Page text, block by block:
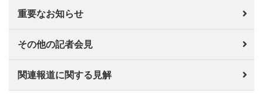
重要なお知らせ
その他の記者会見
関連報道に関する見解